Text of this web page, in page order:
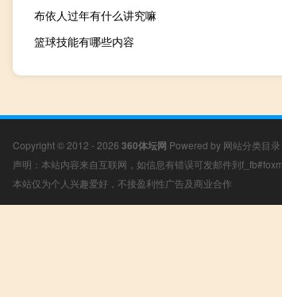
布依人过年有什么讲究嘛
篮球技能有哪些内容
Copyright © 2012 - 2026 360体坛网 Powered by 网站分类目录
声明：本站内容来自互联网，如信息有错误可发邮件到
本站仅为个人兴趣爱好，不接盈利性广告及商业合作